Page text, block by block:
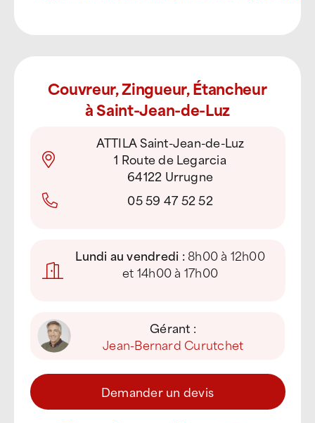
Couvreur, Zingueur, Étancheur
à Saint-Jean-de-Luz
ATTILA Saint-Jean-de-Luz
1 Route de Legarcia
64122 Urrugne
05 59 47 52 52
Lundi au vendredi :8h00 à 12h00
et 14h00 à 17h00
Gérant :
Jean-Bernard Curutchet
Demander un devis